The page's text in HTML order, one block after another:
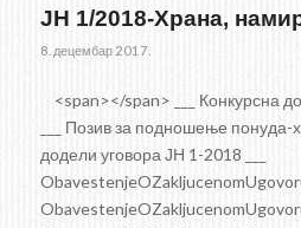
JН 1/2018-Храна,
8. децембар 2017.
<span></span> ___ Конкурсна
___ Позив за подношење понуда-
додели уговора ЈН 1-2018 ___
ObavestenjeOZakljucenomUgovoru
ObavestenjeOZakljucenomUgovoru